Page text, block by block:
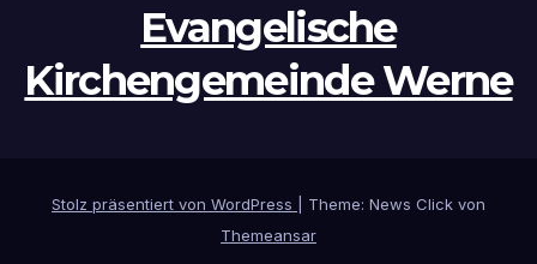
Evangelische
Kirchengemeinde Werne
Stolz präsentiert von WordPress
Theme: News Click von
Themeansar